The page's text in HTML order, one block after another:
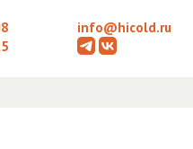
info@hicold.ru